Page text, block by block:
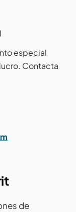
especial
Contacta
de